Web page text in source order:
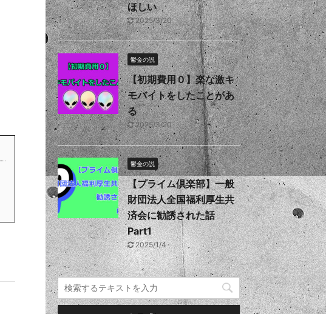
ほしい
2025/3/20
鬱金の説
【初期費用０】楽な激キ
モバイトをしたことがあ
る
2025/3/20
鬱金の説
【プライム倶楽部】一般
財団法人全国福利厚生共
済会に勧誘された話
Part1
2025/1/4